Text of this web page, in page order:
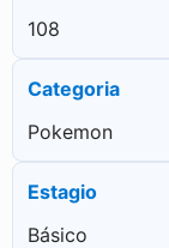
108
Categoria
Pokemon
Estagio
Básico